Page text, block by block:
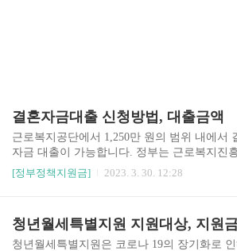
결혼자금대출 신청방법, 대출금액
근로복지공단에서 1,250만 원의 범위 내에서
자금 대출이 가능합니다. 정부는 근로복지진
금을 설치해서, 일정한 자격을 갖춘 근로자에
현재 소속 또는 노무 제공 사업장에 3개월 이
로 중인 근로자 또는 특수형태근로종사자이거
[정부정책지원금] 2023. 3. 30. 12:28
청년월세특별지원 지원대상, 지원
청년월세특별지원은 코로나 19의 장기화로 인